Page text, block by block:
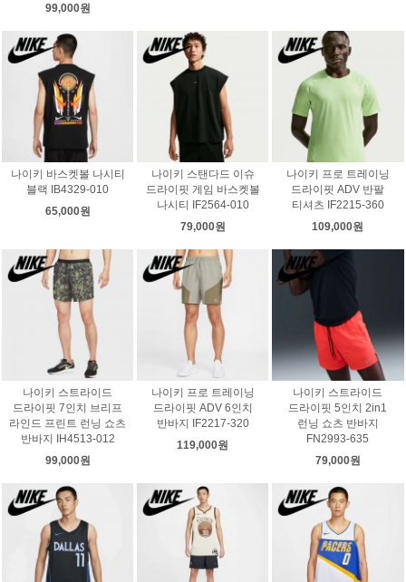
99,000원
나이키 바스켓볼 나시티
블랙 IB4329-010
65,000원
나이키 스탠다드 이슈
드라이핏 게임 바스켓볼
나시티 IF2564-010
79,000원
나이키 프로 트레이닝
드라이핏 ADV 반팔
티셔츠 IF2215-360
109,000원
나이키 스트라이드
드라이핏 7인치 브리프
라인드 프린트 런닝 쇼츠
반바지 IH4513-012
99,000원
나이키 프로 트레이닝
드라이핏 ADV 6인치
반바지 IF2217-320
119,000원
나이키 스트라이드
드라이핏 5인치 2in1
런닝 쇼츠 반바지
FN2993-635
79,000원